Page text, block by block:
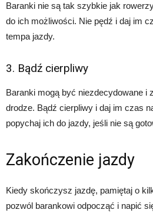
Baranki nie są tak szybkie jak
do ich możliwości. Nie pędź i daj im
tempa jazdy.
3. Bądź cierpliwy
Baranki mogą być niezdecydowane i
drodze. Bądź cierpliwy i daj im czas
popychaj ich do jazdy, jeśli nie są
Zakończenie jazdy
Kiedy skończysz jazdę, pamiętaj o
pozwól barankowi odpocząć i napić